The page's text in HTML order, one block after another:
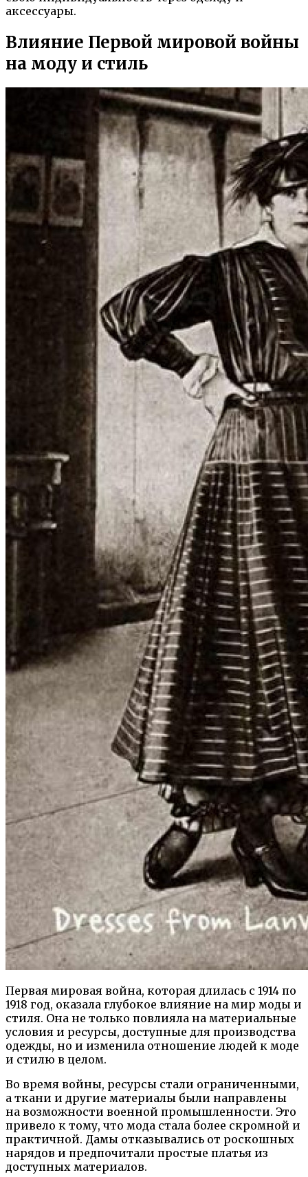
аксессуары.
Влияние Первой мировой войны
на моду и стиль
Первая мировая война, которая длилась с 1914 по
1918 год, оказала глубокое влияние на мир моды и
стиля. Она не только повлияла на материальные
условия и ресурсы, доступные для производства
одежды, но и изменила отношение людей к моде
и стилю в целом.
Во время войны, ресурсы стали ограниченными,
а ткани и другие материалы были направлены
на возможности военной промышленности. Это
привело к тому, что мода стала более скромной и
практичной. Дамы отказывались от роскошных
нарядов и предпочитали простые платья из
доступных материалов.